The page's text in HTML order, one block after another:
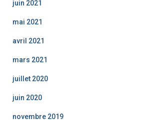
juin 2021
mai 2021
avril 2021
mars 2021
juillet 2020
juin 2020
novembre 2019